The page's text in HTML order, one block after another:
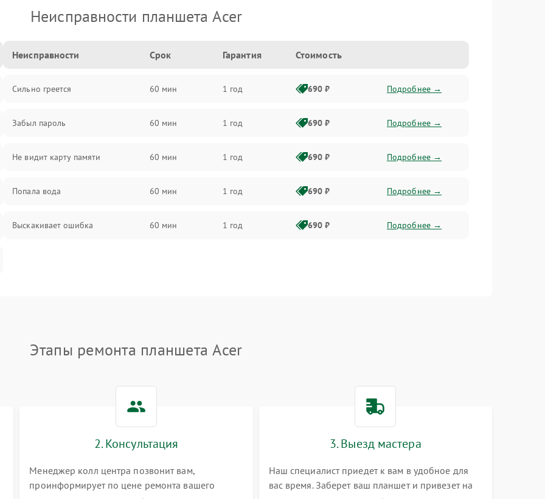
Неисправности планшета Acer
Неисправности Срок Гарантия Стоимость
Сильно греется 60 мин 1 год 690 ₽ Подробнее →
Забыл пароль 60 мин 1 год 690 ₽ Подробнее →
Не видит карту памяти 60 мин 1 год 690 ₽ Подробнее →
Попала вода 60 мин 1 год 690 ₽ Подробнее →
Выскакивает ошибка 60 мин 1 год 690 ₽ Подробнее →
Этапы ремонта планшета Acer
2. Консультация
Менеджер колл центра позвонит вам,
проинформирует по цене ремонта вашего
3. Выезд мастера
Наш специалист приедет к вам в удобное для
вас время. Заберет ваш планшет и привезет на